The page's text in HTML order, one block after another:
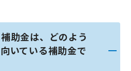
助金は、どのよう
いている補助金で